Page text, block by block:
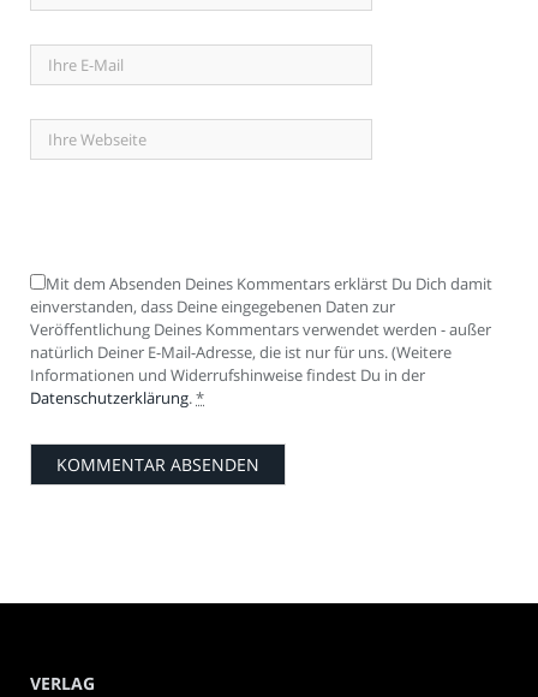
Mit dem Absenden Deines Kommentars erklärst Du Dich damit
einverstanden, dass Deine eingegebenen Daten zur
Veröffentlichung Deines Kommentars verwendet werden - außer
natürlich Deiner E-Mail-Adresse, die ist nur für uns. (Weitere
Informationen und Widerrufshinweise findest Du in der
Datenschutzerklärung.*
VERLAG